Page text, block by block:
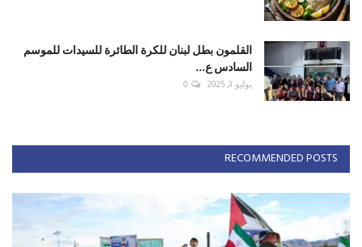
القلمون بطل لبنان للكرة الطائرة للسيدات للموسم
السادس ع...
يوليو 3, 2025 0
RECOMMENDED POSTS